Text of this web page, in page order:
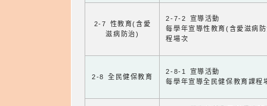
2-7 性教育(含愛
滋病防治)
2-7-2 宣導活動
每學年宣導性教育(含愛滋病
程場次
2-8 全民健保教育
2-8-1 宣導活動
每學年宣導全民健保教育課程